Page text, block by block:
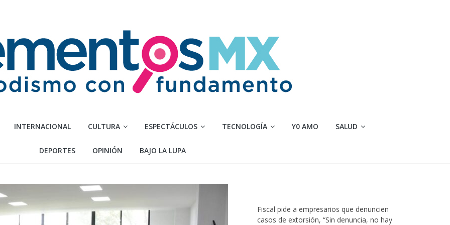
INTERNACIONAL CULTURA ESPECTÁCULOS TECNOLOGÍA Y0 AMO SALUD
DEPORTES OPINIÓN BAJO LA LUPA
Fiscal pide a empresarios que denuncien
casos de extorsión, “Sin denuncia, no hay